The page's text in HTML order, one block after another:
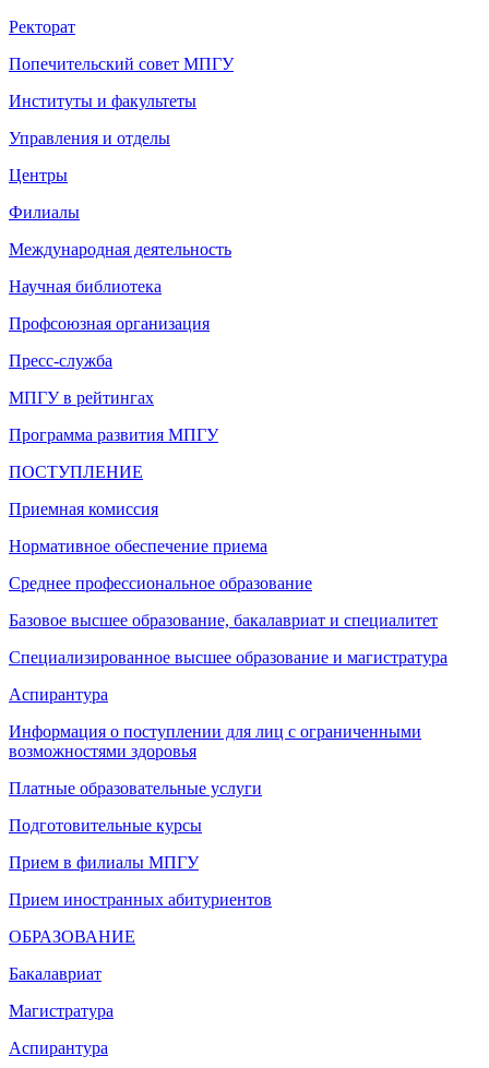
Ректорат
Попечительский совет МПГУ
Институты и факультеты
Управления и отделы
Центры
Филиалы
Международная деятельность
Научная библиотека
Профсоюзная организация
Пресс-служба
МПГУ в рейтингах
Программа развития МПГУ
ПОСТУПЛЕНИЕ
Приемная комиссия
Нормативное обеспечение приема
Среднее профессиональное образование
Базовое высшее образование, бакалавриат и специалитет
Специализированное высшее образование и магистратура
Аспирантура
Информация о поступлении для лиц с ограниченными
возможностями здоровья
Платные образовательные услуги
Подготовительные курсы
Прием в филиалы МПГУ
Прием иностранных абитуриентов
ОБРАЗОВАНИЕ
Бакалавриат
Магистратура
Аспирантура